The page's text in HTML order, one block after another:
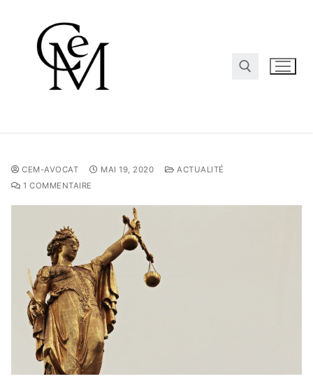
CEM-AVOCAT MAI 19, 2020
ACTUALITÉ
1 COMMENTAIRE